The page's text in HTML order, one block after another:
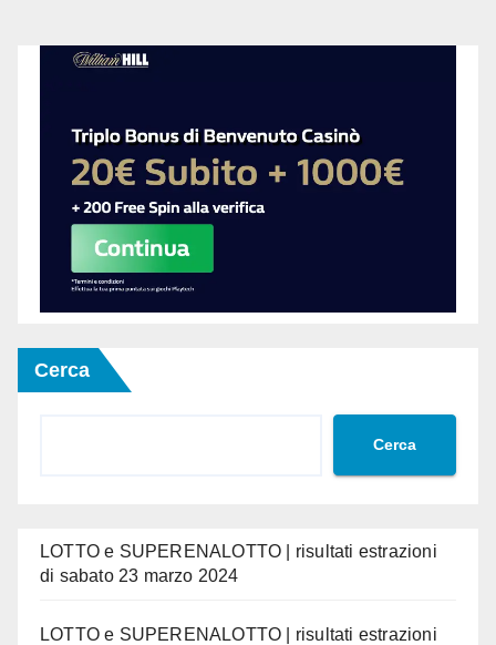
Cerca
Cerca
LOTTO e SUPERENALOTTO | risultati estrazioni
di sabato 23 marzo 2024
LOTTO e SUPERENALOTTO | risultati estrazioni